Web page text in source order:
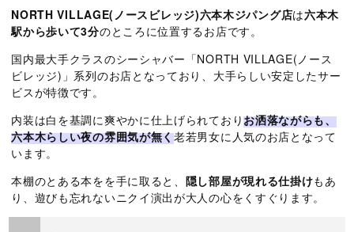
NORTH VILLAGE(ノースビレッジ)六本木ジパング店は六本木
駅から歩いて3分のところに位置するお店です。
国内最大手クラスのシーシャバー「NORTH VILLAGE(ノース
ビレッジ)」系列のお店となっており、大手らしい安定したサー
ビスが特徴です。
内装は白を基調に爽やかに仕上げられておりお洒落ながらも、
六本木らしい夜の雰囲気が無く老若男女に人気のお店となって
います。
本棚のとある本をを手に取ると、 隠し部屋が現れる仕掛けもあ
り、遊びも忘れないニクイ演出が大人の心をくすぐります。